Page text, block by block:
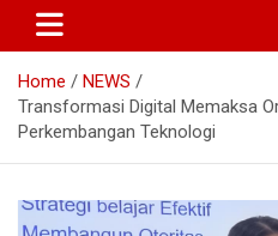
Home
NEWS
Transformasi Digital Memaksa
Perkembangan Teknologi